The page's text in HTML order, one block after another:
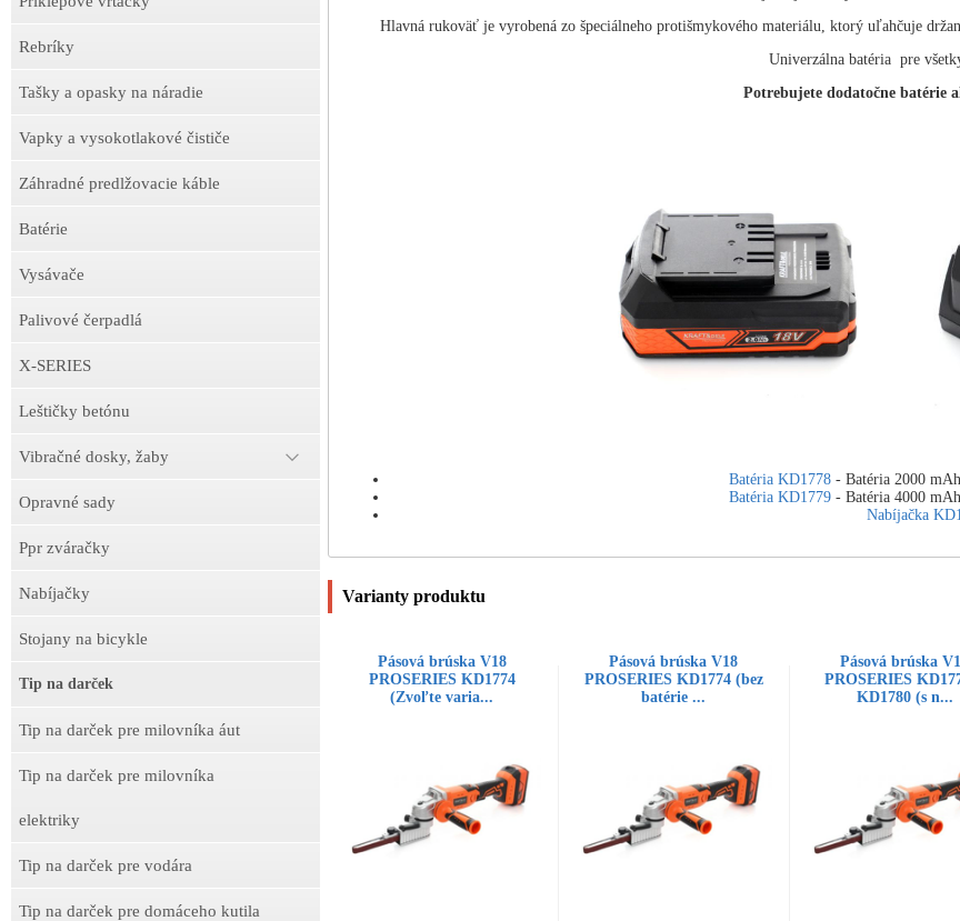
Rebríky
Tašky a opasky na náradie
Vapky a vysokotlakové čističe
Záhradné predlžovacie káble
Batérie
Vysávače
Palivové čerpadlá
X-SERIES
Leštičky betónu
Vibračné dosky, žaby
Opravné sady
Ppr zváračky
Nabíjačky
Stojany na bicykle
Tip na darček
Tip na darček pre milovníka áut
Tip na darček pre milovníka
elektriky
Tip na darček pre vodára
Tip na darček pre domáceho kutila
Hlavná rukoväť je vyrobená zo špeciálneho protišmykového materiálu, ktorý uľahčuje
Univerzálna batéria pre
Potrebujete dodatočne batérie
Batéria KD1778- Batéria 2000
Batéria KD1779- Batéria 4000
Nabíjačka
Varianty produktu
Pásová brúska V18
PROSERIES KD1774
(Zvoľte varia...
Pásová brúska V18
PROSERIES KD1774 (bez
batérie ...
Pásová brúska
PROSERIES
KD1780 (s n...